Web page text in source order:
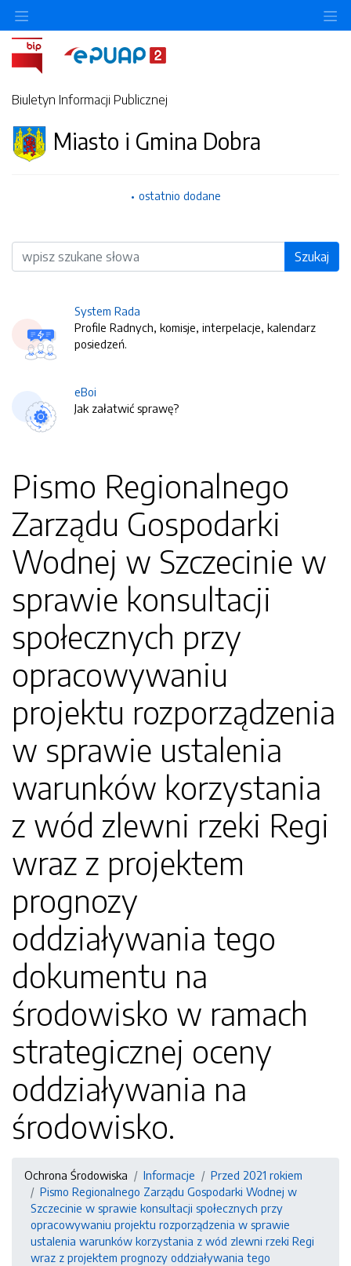
Biuletyn Informacji Publicznej
Miasto i Gmina Dobra
ostatnio dodane
Wyszukiwarka Szukaj
System Rada
Profile Radnych, komisje, interpelacje, kalendarz
posiedzeń.
eBoi
Jak załatwić sprawę?
Pismo Regionalnego
Zarządu Gospodarki
Wodnej w Szczecinie w
sprawie konsultacji
społecznych przy
opracowywaniu
projektu rozporządzenia
w sprawie ustalenia
warunków korzystania
z wód zlewni rzeki Regi
wraz z projektem
prognozy
oddziaływania tego
dokumentu na
środowisko w ramach
strategicznej oceny
oddziaływania na
środowisko.
Ochrona Środowiska Informacje
Przed 2021 rokiem
Pismo Regionalnego Zarządu Gospodarki Wodnej w
Szczecinie w sprawie konsultacji społecznych przy
opracowywaniu projektu rozporządzenia w sprawie
ustalenia warunków korzystania z wód zlewni rzeki Regi
wraz z projektem prognozy oddziaływania tego